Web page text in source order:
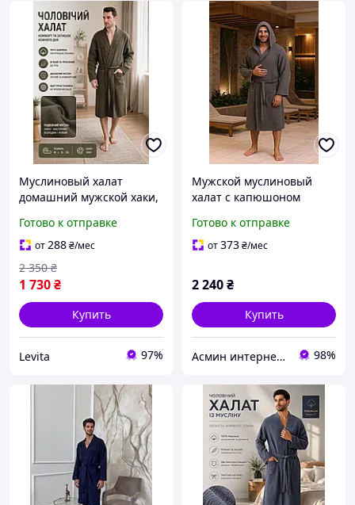
Муслиновый халат
домашний мужской хаки,
для мужчин хлопковый
легкий, Халат из муслина
Готово к отправке
от288₴/мес
1 730₴
2 350 ₴
Купить
Levita 97%
Мужской муслиновый
халат с капюшоном
кимоно, 100% хлопок
Lekesiz Турция XL (50)
Готово к отправке
от373₴/мес
2 240₴
Купить
Асмин интернет магазин 98%